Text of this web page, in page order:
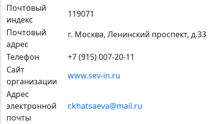
Почтовый
индекс
119071
Почтовый
адрес
г. Москва, Ленинский проспект, д.33
Телефон
+7 (915) 007-20-11
Сайт
организации
www.sev-in.ru
Адрес
электронной
почты
r.khatsaeva@mail.ru